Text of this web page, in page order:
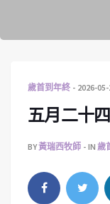
歲首到年終 2026-
五月二十
BY黃瑞西牧師 IN 歲